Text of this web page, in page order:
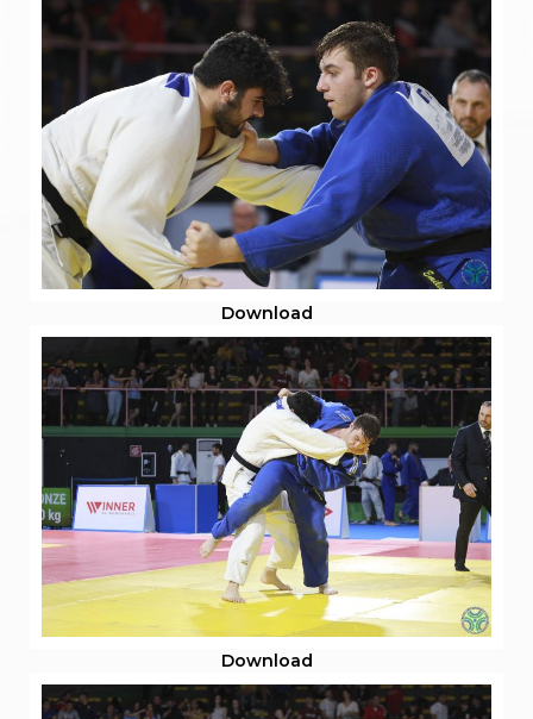
News
Calendario Attività
Difesa Personale MGA
La disciplina
News
Merchandising
Mappa del sito
Cerca
Contatti
News
Cookies Accept
Newsletter
Catalogo formativo
Webinar
Corsi Monotematici
Corsi di Specializzazione
Corsi FIJLKAM-FISDIR
Corsi Preparatore Fisico
Edutraining class - Didattica infantile
Corso dirigenti sportivi
Corso Direttore di Gara
Abilitazioni
Sportello Fiscale
News
Modulistica
FAQ
Quesiti fiscali
Sostenibilità
Documenti
Download
Download